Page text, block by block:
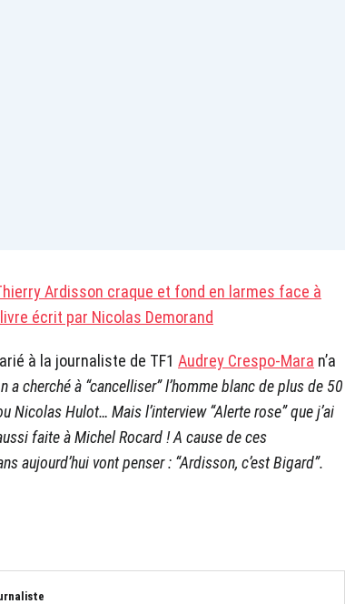
Ardisson craque et fond en larmes face à
écrit par Nicolas Demorand
à la journaliste de TF1 Audrey Crespo-Mara n’a
a cherché à “cancelliser” l’homme blanc de plus de 50
Nicolas Hulot… Mais l’interview “Alerte rose” que j’ai
faite à Michel Rocard ! A cause de ces
aujourd’hui vont penser : “Ardisson, c’est Bigard”.